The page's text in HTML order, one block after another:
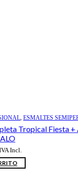
, ESMALTES
Tropical Fiesta +
Incl.